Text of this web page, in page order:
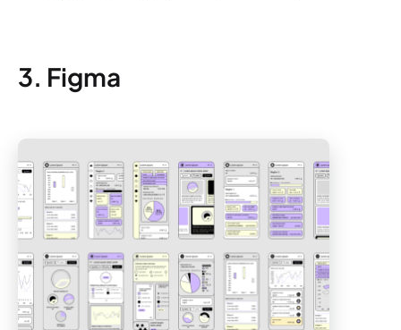
3. Figma